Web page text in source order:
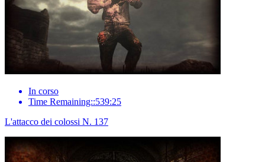
In corso
Time Remaining::539:25
L'attacco dei colossi N. 137